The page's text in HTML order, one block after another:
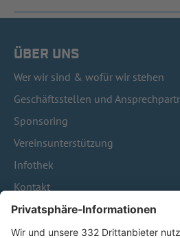
ÜBER UNS
Wer wir sind & wofür wir stehen
Geschäftsstellen und
Sponsoring
Vereinsunterstützung
Infothek
Kontakt
HÄUFIG BESUCHTE